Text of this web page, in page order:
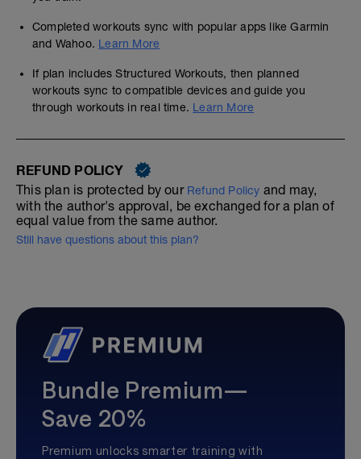
Completed workouts sync with popular apps like Garmin
and Wahoo. Learn More
If plan includes Structured Workouts, then planned
workouts sync to compatible devices and guide you
through workouts in real time. Learn More
REFUND POLICY
This plan is protected by our Refund Policy and may,
with the author's approval, be exchanged for a plan of
equal value from the same author.
Still have questions about this plan?
Bundle Premium—
Save 20%
Premium unlocks smarter training with